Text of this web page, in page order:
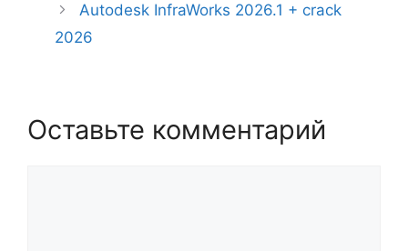
Autodesk InfraWorks 2026.1 + crack
2026
Оставьте комментарий